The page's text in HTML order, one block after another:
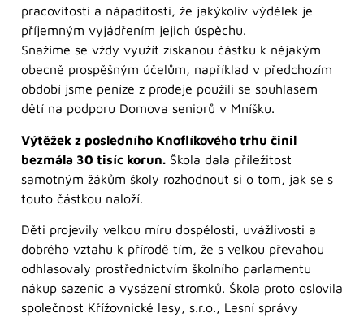
pracovitosti a nápaditosti, že jakýkoliv výdělek je
příjemným vyjádřením jejich úspěchu.
Snažíme se vždy využít získanou částku k nějakým
obecně prospěšným účelům, například v předchozím
období jsme peníze z prodeje použili se souhlasem
dětí na podporu Domova seniorů v Mníšku.
Výtěžek z posledního Knoflíkového trhu činil
bezmála 30 tisíc korun. Škola dala příležitost
samotným žákům školy rozhodnout si o tom, jak se s
touto částkou naloží.
Děti projevily velkou míru dospělosti, uvážlivosti a
dobrého vztahu k přírodě tím, že s velkou převahou
odhlasovaly prostřednictvím školního parlamentu
nákup sazenic a vysázení stromků. Škola proto oslovila
společnost Křížovnické lesy, s.r.o., Lesní správy